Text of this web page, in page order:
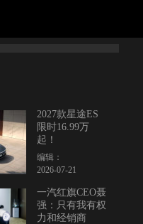
2027款星途ES
限时16.99万
起！
编辑：
2026-07-21
一汽红旗CEO聂
强：只有我有权
力和经销商